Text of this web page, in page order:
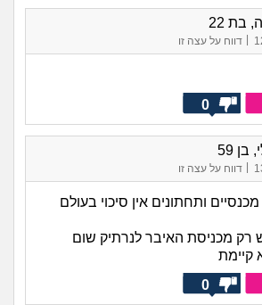
בת 22
דווח על עצה זו
0
59
| דווח על עצה זו
ותחתונים אין סיכוי בעולם
רק מכניסת האיבר לנרתיק שום
קיימת
0